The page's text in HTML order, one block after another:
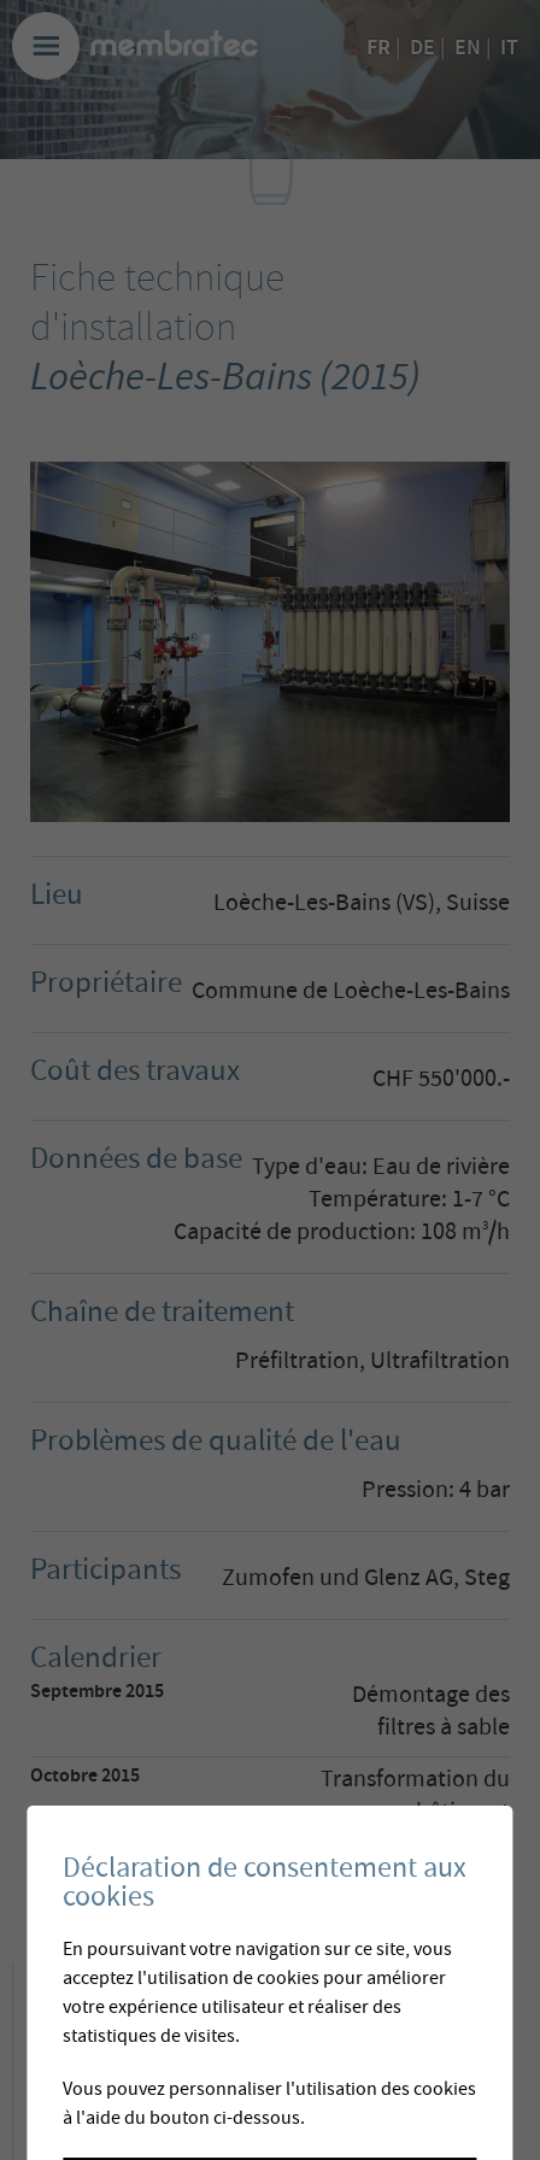
FR DE EN IT
Fiche technique
d'installation
Loèche-Les-Bains (2015)
Lieu Loèche-Les-Bains (VS), Suisse
Propriétaire Commune de Loèche-Les-Bains
Coût des travaux CHF 550'000.-
Données de base Type d'eau: Eau de rivière
Température: 1-7 °C
Capacité de production: 108 m3/h
Chaîne de traitement
Préfiltration, Ultrafiltration
Problèmes de qualité de l'eau
Pression: 4 bar
Participants Zumofen und Glenz AG, Steg
Calendrier
Septembre 2015
Démontage des
filtres à sable
Octobre 2015
Transformation du
bâtiment
Octobre 2015
Descriptif du projet
touristiques, Loèche-les-Bains doit répondre à
Déclaration de consentement aux
cookies
En poursuivant votre navigation sur ce site, vous
acceptez l'utilisation de cookies pour améliorer
votre expérience utilisateur et réaliser des
statistiques de visites.
Vous pouvez personnaliser l'utilisation des cookies
à l'aide du bouton ci-dessous.